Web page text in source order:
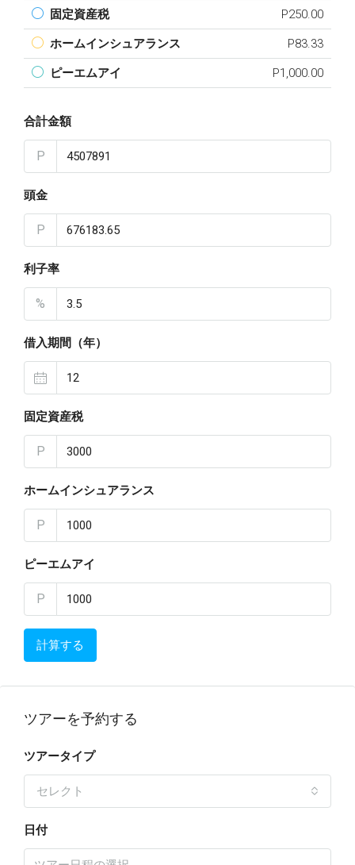
固定資産税 P250.00
ホームインシュアランス P83.33
ピーエムアイ P1,000.00
合計金額
P
頭金
P
利子率
%
借入期間（年）
固定資産税
P
ホームインシュアランス
P
ピーエムアイ
P
計算する
ツアーを予約する
ツアータイプ
セレクト
日付